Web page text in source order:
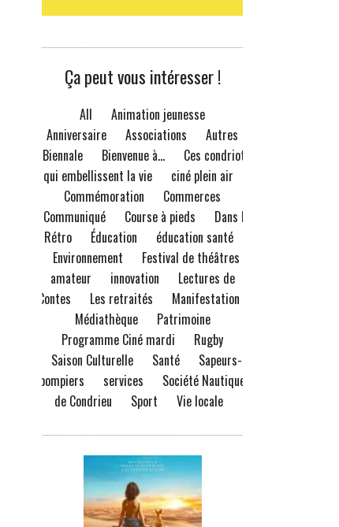
Ça peut vous intéresser !
All
Animation jeunesse
Anniversaire
Associations
Autres
Biennale
Bienvenue à...
Ces condriots
qui embellissent la vie
ciné plein air
Commémoration
Commerces
Communiqué
Course à pieds
Dans le
Rétro
Éducation
éducation santé
Environnement
Festival de théâtres
amateur
innovation
Lectures de
Contes
Les retraités
Manifestation
Médiathèque
Patrimoine
Programme Ciné mardi
Rugby
Saison Culturelle
Santé
Sapeurs-
pompiers
services
Société Nautique
de Condrieu
Sport Vie locale